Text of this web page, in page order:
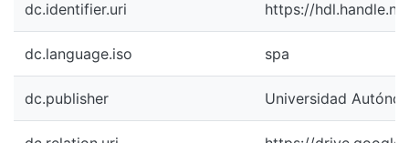
dc.identifier.uri https://
dc.language.iso spa
dc.publisher Universidad